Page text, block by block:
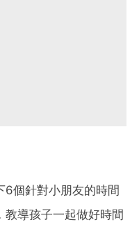
6個針對小朋友的時間
教導孩子一起做好時間